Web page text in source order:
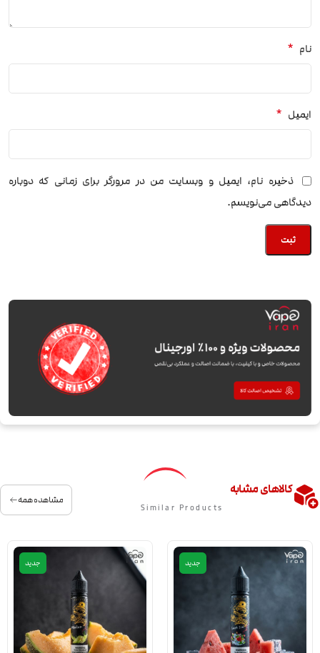
نام *
ایمیل *
ذخیره نام، ایمیل و وبسایت من در مرورگر برای زمانی که دوباره
دیدگاهی می‌نویسم.
کالاهای مشابه
Similar Products
مشاهده همه
جدید جدید